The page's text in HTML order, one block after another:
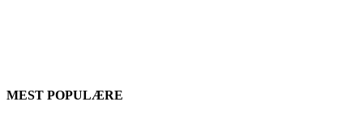
MEST POPULÆRE